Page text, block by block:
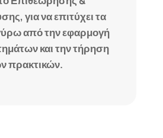
για να επιτύχει τα
από την εφαρμογή
και την τήρηση
πρακτικών.